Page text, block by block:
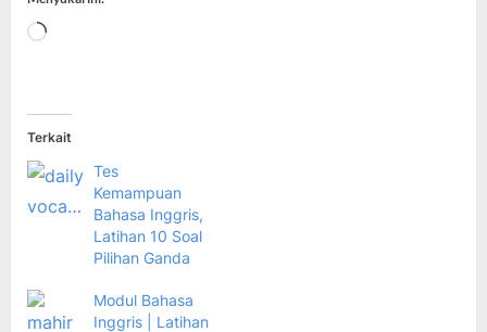
Memuat...
Terkait
Tes
Kemampuan
Bahasa Inggris,
Latihan 10 Soal
Pilihan Ganda
Modul Bahasa
Inggris | Latihan